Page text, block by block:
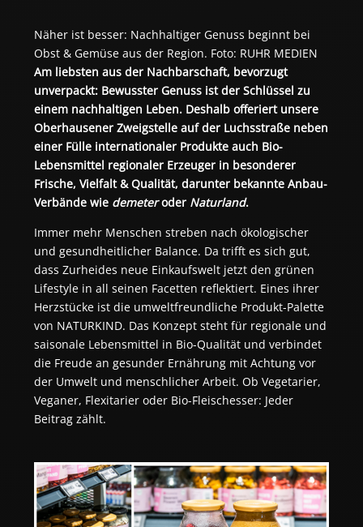
Näher ist besser: Nachhaltiger Genuss beginnt bei
Obst & Gemüse aus der Region. Foto: RUHR MEDIEN
Am liebsten aus der Nachbarschaft, bevorzugt
unverpackt: Bewusster Genuss ist der Schlüssel zu
einem nachhaltigen Leben. Deshalb offeriert unsere
Oberhausener Zweigstelle auf der Luchsstraße neben
einer Fülle internationaler Produkte auch Bio-
Lebensmittel regionaler Erzeuger in besonderer
Frische, Vielfalt & Qualität, darunter bekannte Anbau-
Verbände wie demeter oder Naturland.
Immer mehr Menschen streben nach ökologischer
und gesundheitlicher Balance. Da trifft es sich gut,
dass Zurheides neue Einkaufswelt jetzt den grünen
Lifestyle in all seinen Facetten reflektiert. Eines ihrer
Herzstücke ist die umweltfreundliche Produkt-Palette
von NATURKIND. Das Konzept steht für regionale und
saisonale Lebensmittel in Bio-Qualität und verbindet
die Freude an gesunder Ernährung mit Achtung vor
der Umwelt und menschlicher Arbeit. Ob Vegetarier,
Veganer, Flexitarier oder Bio-Fleischesser: Jeder
Beitrag zählt.